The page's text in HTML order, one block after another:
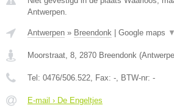
Antwerpen.
Antwerpen » Breendonk Google maps ▼
Moorstraat, 8, 2870 Breendonk (
Tel: 0476/506.522, Fax: -, BTW-nr: -
E-mail › De Engeltjes